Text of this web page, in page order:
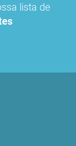
lista de